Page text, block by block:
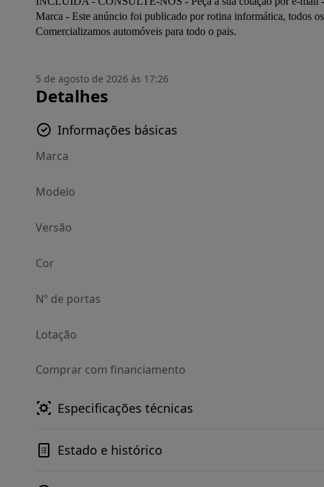
Marca - Este anúncio foi publicado por rotina informática, todos
Comercializamos automóveis para todo o pais.
5 de agosto de 2026 às 17:26
Detalhes
Informações básicas
Marca
Modelo
Versão
Cor
Nº de portas
Lotação
Comprar com financiamento
Especificações técnicas
Estado e histórico